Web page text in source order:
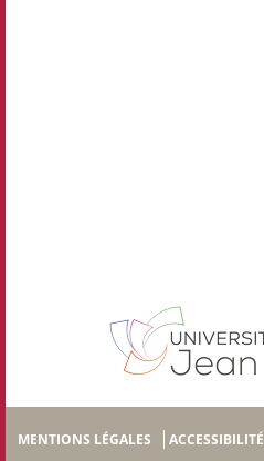
MENTIONS LÉGALES ACCESSIBILITÉ